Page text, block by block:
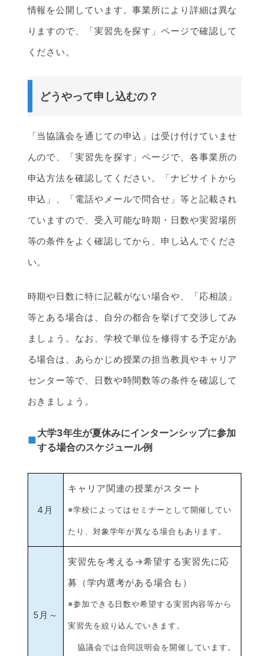
情報を公開しています。事業所により詳細は異な
りますので、「実習先を探す」ページで確認して
ください。
どうやって申し込むの？
「当協議会を通じての申込」は受け付けていませ
んので、「実習先を探す」ページで、各事業所の
申込方法を確認してください。「ナビサイトから
申込」、「電話やメールで問合せ」等と記載され
ていますので、受入可能な時期・日数や実習場所
等の条件をよく確認してから、申し込んでくださ
い。
時期や日数に特に記載がない場合や、「応相談」
等とある場合は、自分の都合を挙げて交渉してみ
ましょう。なお、学校で単位を修得する予定があ
る場合は、あらかじめ授業の担当教員やキャリア
センター等で、日数や時間数等の条件を確認して
おきましょう。
大学3年生が夏休みにインターンシップに参加
する場合のスケジュール例
4月
キャリア関連の授業がスタート
※学校によってはセミナーとして開催してい
たり、対象学年が異なる場合もあります。
5月～
実習先を考える→希望する実習先に応
募（学内選考がある場合も）
※参加できる日数や希望する実習内容等から
実習先を絞り込んでいきます。
協議会では合同説明会を開催しています。